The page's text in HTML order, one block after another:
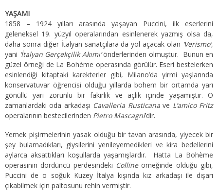
YAŞAMI
1858 – 1924 yılları arasında yaşayan Puccini, ilk eserlerini
geleneksel 19. yüzyıl operalarından esinlenerek yazmış olsa da,
daha sonra diğer İtalyan sanatçılara da yol açacak olan ‘Verismo’,
yani ‘İtalyan Gerçekçilik Akımı’önderlerinden olmuştur. Bunun en
güzel örneği de La Bohème operasında görülür. Eseri bestelerken
esinlendiği kitaptaki karekterler gibi, Milano’da yirmi yaşlarında
konservatuvar öğrencisi olduğu yıllarda bohem bir ortamda yarı
gönüllü yarı zorunlu bir fakirlik ve açlık içinde yaşamıştır. O
zamanlardaki oda arkadaşı Cavalleria Rusticanave L’amico Fritz
operalarının bestecilerinden Pietro Mascagni’dir.
Yemek pişirmelerinin yasak olduğu bir tavan arasında, yiyecek bir
şey bulamadıkları, giysilerini yenileyemedikleri ve kira bedellerini
aylarca aksattıkları koşullarda yaşamışlardır. Hatta La Bohème
operasının dördüncü perdesindeki Collineörneğinde olduğu gibi,
Puccini de o soğuk Kuzey İtalya kışında kız arkadaşı ile dışarı
çıkabilmek için paltosunu rehin vermiştir.